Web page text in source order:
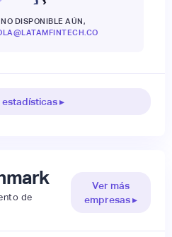
NO DISPONIBLE AÚN,
estadísticas ▸
de
Ver más
empresas ▸